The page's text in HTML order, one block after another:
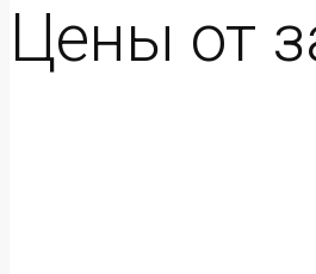
Цены от